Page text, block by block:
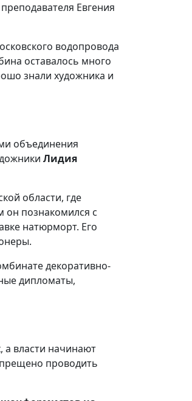
Евгения
водопровода
оставалось много
знали художника и
объединения
Лидия
области, где
он познакомился с
натюрморт. Его
декоративно-
дипломаты,
а власти начинают
проводить